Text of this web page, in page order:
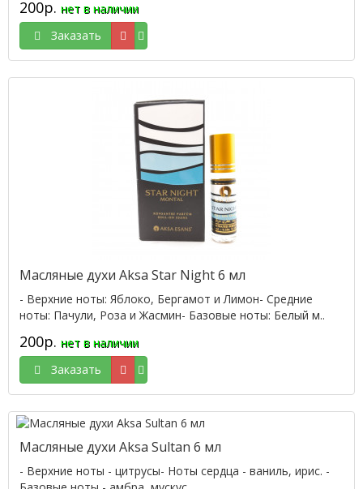
200р. нет в наличии
Заказать
Масляные духи Aksa Star Night 6 мл
- Верхние ноты: Яблоко, Бергамот и Лимон- Cредние
ноты: Пачули, Роза и Жасмин- Базовые ноты: Белый м..
200р. нет в наличии
Заказать
Масляные духи Aksa Sultan 6 мл
- Верхние ноты - цитрусы- Ноты сердца - ваниль, ирис. -